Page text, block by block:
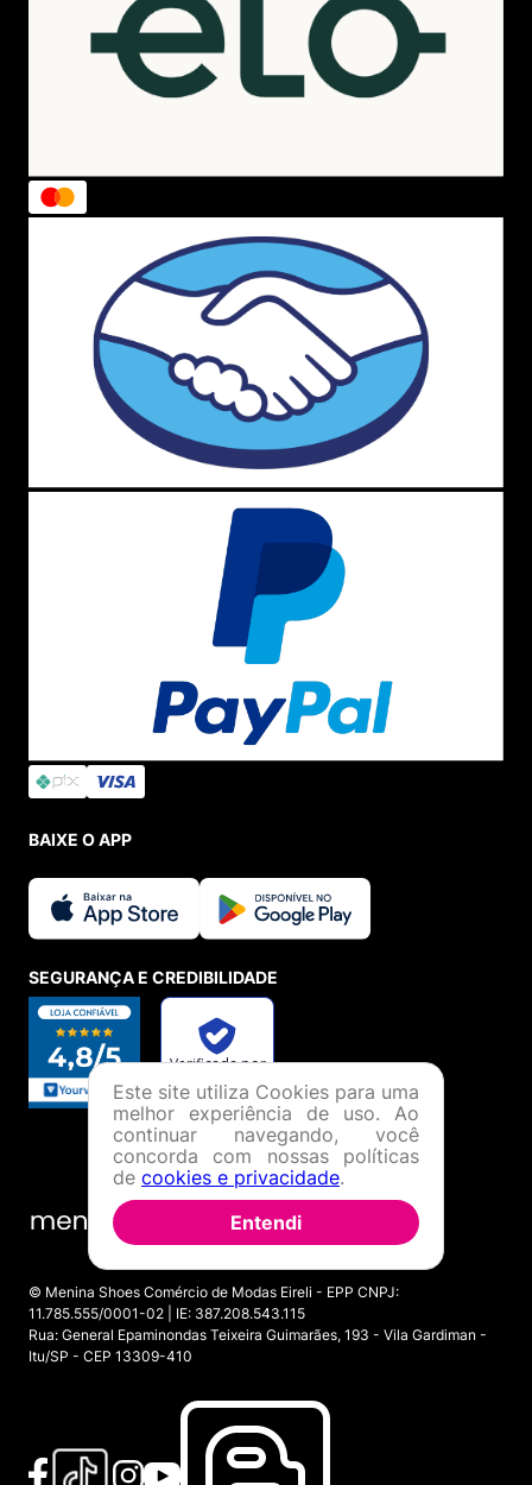
BAIXE O APP
SEGURANÇA E CREDIBILIDADE
© Menina Shoes Comércio de Modas Eireli - EPP CNPJ:
11.785.555/0001-02 | IE: 387.208.543.115
Rua: General Epaminondas Teixeira Guimarães, 193 - Vila Gardiman -
Itu/SP - CEP 13309-410
Este site utiliza Cookies para uma
melhor experiência de uso. Ao
continuar navegando, você
concorda com nossas políticas
de cookies e privacidade.
Entendi